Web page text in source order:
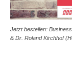
Jetzt bestellen:
& Dr. Roland Kirchhof